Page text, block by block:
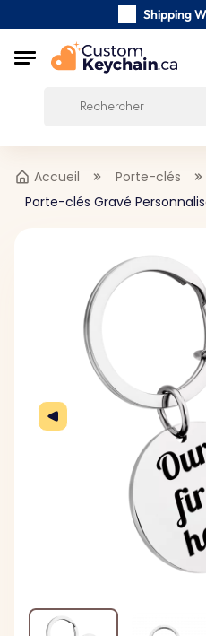
Shipping
Customer
Accueil
Porte-clés
Porte-clés Gravé